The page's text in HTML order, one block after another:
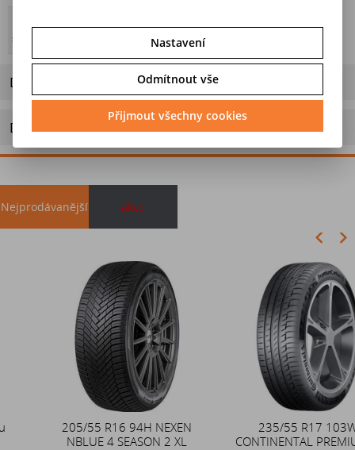
štítek
Dotaz na výrobek
Doporučit výrobek
Nejprodávanější akce
205/55 R16 94H NEXEN
NBLUE 4 SEASON 2 XL
235/55 R17 103W
CONTINENTAL PREMIUM 6
Duše 12x4 (4.00-4) kovový
zahnutý ventil TR87
Nastavení
Odmítnout vše
Přijmout všechny cookies